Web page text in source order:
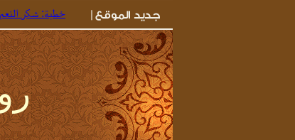
خطبة: شكر النعم وبعض ما